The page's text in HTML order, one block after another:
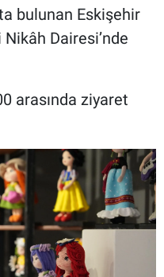
bulunan Eskişehir
Dairesi’nde
arasında ziyaret